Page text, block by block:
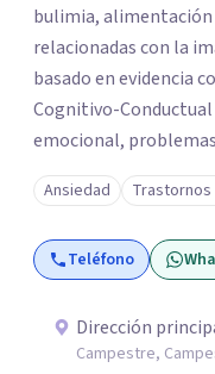
bulimia,
relacionadas con la
basado en evidencia
Cognitivo-Conductual (TCC). También
emocional,
desarrollo de
población infantil y
formación y
acompañamiento más
alimentación
cada paciente y su
Ansiedad
Teléfono
Dirección
Campestre,